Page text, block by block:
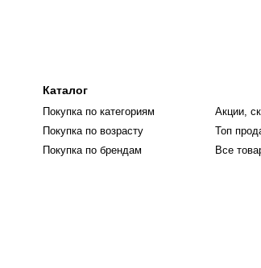
Каталог
Покупка по категориям
Покупка по возрасту
Покупка по брендам
Акции,
Топ
Все